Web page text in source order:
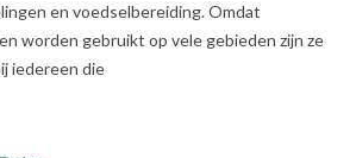
en voedselbereiding. Omdat
worden gebruikt op vele gebieden zijn ze
iedereen die